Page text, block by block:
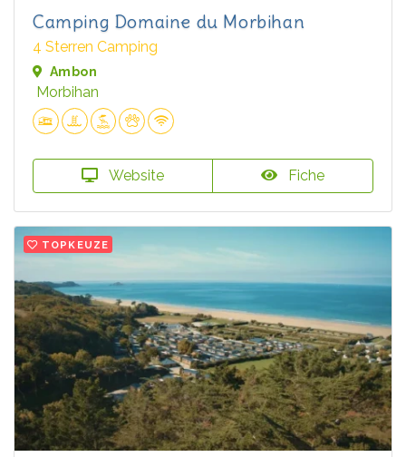
Camping Domaine du Morbihan
4 Sterren Camping
Ambon
Morbihan
Website Fiche
TOPKEUZE